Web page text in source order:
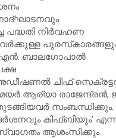
പദ്ധതി നിർവഹണ
എൻ. ബാലഗോപാൽ
അഡീഷണൽ ചീഫ്
ആര്യാ രാജേന്ദ്രൻ,
സംബന്ധിക്കും.
കിഫ്ബിയും’
ആശംസിക്കും.